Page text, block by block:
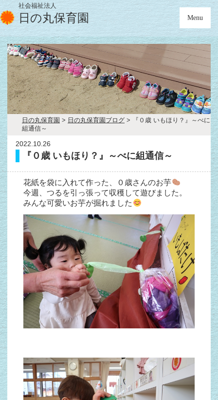
社会福祉法人
日の丸保育園 Menu
日の丸保育園 > 日の丸保育園ブログ >
『０歳 いもほり？』～べに
組通信～
2022.10.26
『０歳 いもほり？』～べに組通信～
花紙を袋に入れて作った、０歳さんのお芋
今週、つるを引っ張って収穫して遊びました。
みんな可愛いお芋が掘れました